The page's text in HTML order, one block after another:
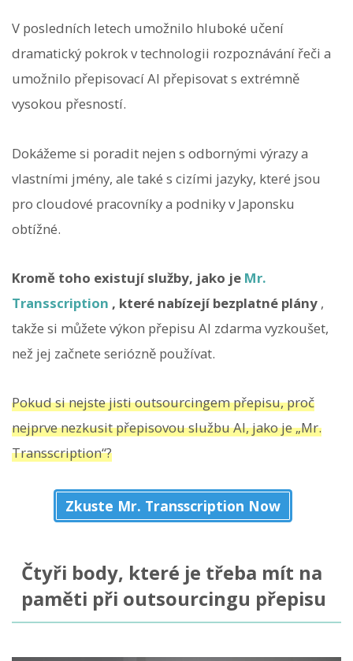
V posledních letech umožnilo hluboké učení
dramatický pokrok v technologii rozpoznávání řeči a
umožnilo přepisovací AI přepisovat s extrémně
vysokou přesností.
Dokážeme si poradit nejen s odbornými výrazy a
vlastními jmény, ale také s cizími jazyky, které jsou
pro cloudové pracovníky a podniky v Japonsku
obtížné.
Kromě toho existují služby, jako je Mr.
Transscription , které nabízejí bezplatné plány ,
takže si můžete výkon přepisu AI zdarma vyzkoušet,
než jej začnete seriózně používat.
Pokud si nejste jisti outsourcingem přepisu, proč
nejprve nezkusit přepisovou službu AI, jako je „Mr.
Transscription“?
Zkuste Mr. Transscription Now
Čtyři body, které je třeba mít na
paměti při outsourcingu přepisu